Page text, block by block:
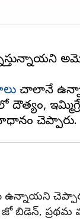
చాలానే
ఉన్నాయని
జో బిడెన్,